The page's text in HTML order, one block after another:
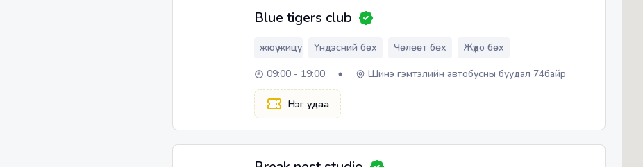
Blue tigers club
жюү жицү Үндэсний бөх Чөлөөт бөх
Жүдо бөх
09:00 - 19:00
Шинэ гэмтэлийн автобусны буудал 74байр
Нэг удаа